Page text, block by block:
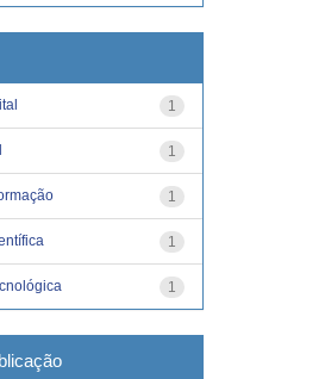
1
1
1
1
1